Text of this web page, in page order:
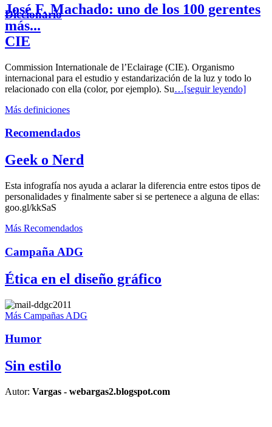
José F. Machado: uno de los 100 gerentes
más...
Diccionario
CIE
Commission Internationale de l’Eclairage (CIE). Organismo
internacional para el estudio y estandarización de la luz y todo lo
relacionado con ella (color, por ejemplo). Su…[seguir leyendo]
Más definiciones
Recomendados
Geek o Nerd
Esta infografía nos ayuda a aclarar la diferencia entre estos tipos de
personalidades y finalmente saber si se pertenece a alguna de ellas:
goo.gl/kkSaS
Más Recomendados
Campaña ADG
Ética en el diseño gráfico
Más Campañas ADG
Humor
Sin estilo
Autor: Vargas - webargas2.blogspot.com